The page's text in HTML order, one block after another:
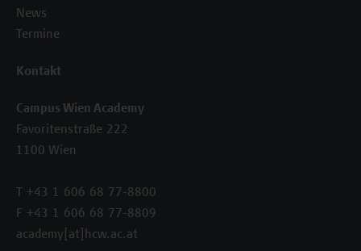
News
Termine
Kontakt
Campus Wien Academy
Favoritenstraße 222
1100 Wien
T +43 1 606 68 77-8800
F +43 1 606 68 77-8809
academy[at]hcw.ac.at